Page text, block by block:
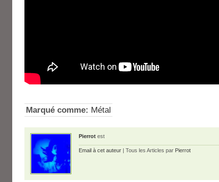
Marqué comme: Métal
Pierrot est
Email à cet auteur | Tous les Articles par Pierrot